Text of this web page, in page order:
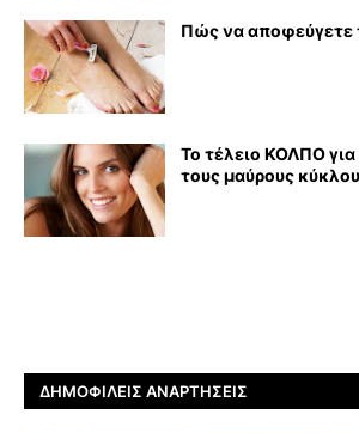
Πώς να αποφεύγετε
Το τέλειο ΚΟΛΠΟ
τους μαύρους
ΔΗΜΟΦΙΛΕΊΣ ΑΝΑΡΤΉΣΕΙΣ